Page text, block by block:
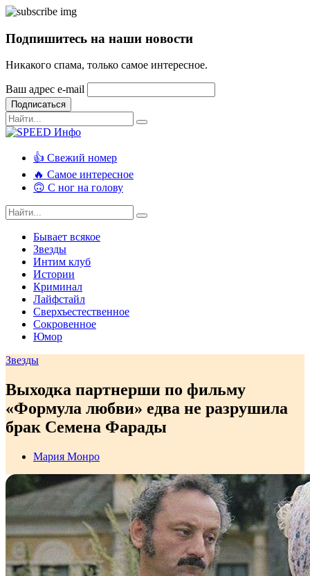
Подпишитесь на наши новости
Никакого спама, только самое интересное.
Ваш адрес e-mail
Подписаться
👍 Свежий номер
🔥 Самое интересное
🙃 С ног на голову
Бывает всякое
Звезды
Интим клуб
Истории
Криминал
Лайфстайл
Сверхъестественное
Сокровенное
Юмор
Звезды
Выходка партнерши по фильму
«Формула любви» едва не разрушила
брак Семена Фарады
Мария Монро